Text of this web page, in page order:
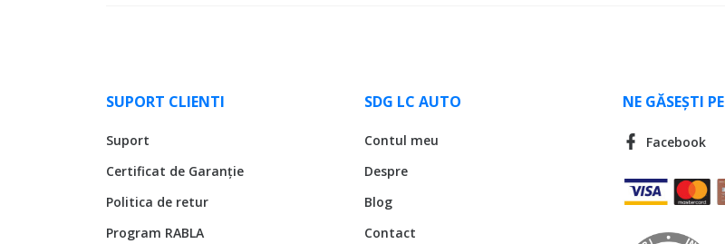
SUPORT CLIENTI
Suport
Certificat de Garanție
Politica de retur
Program RABLA
SDG LC AUTO
Contul meu
Despre
Blog
Contact
NE GĂSEȘTI PE
Facebook